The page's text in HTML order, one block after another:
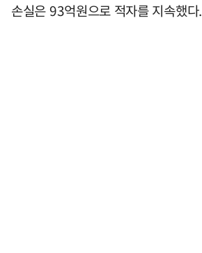
손실은 93억원으로 적자를 지속했다.